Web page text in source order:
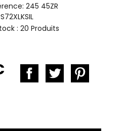
245 45ZR
:20 Produits